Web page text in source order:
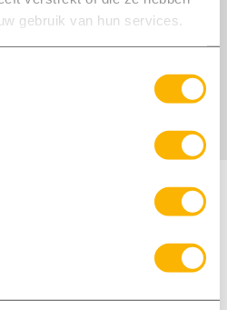
gebruik van hun services.
een echt familiebedrijf.
je helpen?
Nederlands en
t/m vrijdag